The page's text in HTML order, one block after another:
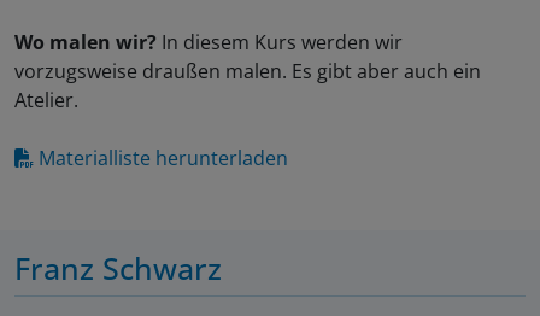
Wo malen wir? In diesem Kurs werden wir
vorzugsweise draußen malen. Es gibt aber auch ein
Atelier.
Materialliste herunterladen
Franz Schwarz